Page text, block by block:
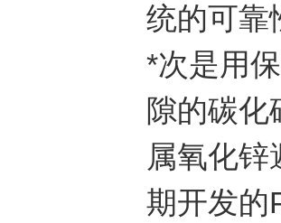
统的可靠
*次是用
隙的碳
属氧化
期开发的